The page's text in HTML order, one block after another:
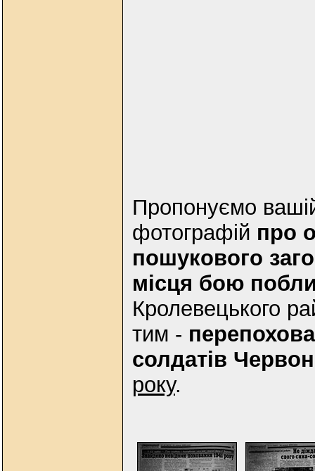
Пропонуємо
фотографій про
пошукового
місця бою
Кролевецького
тим -
солдатів
року.